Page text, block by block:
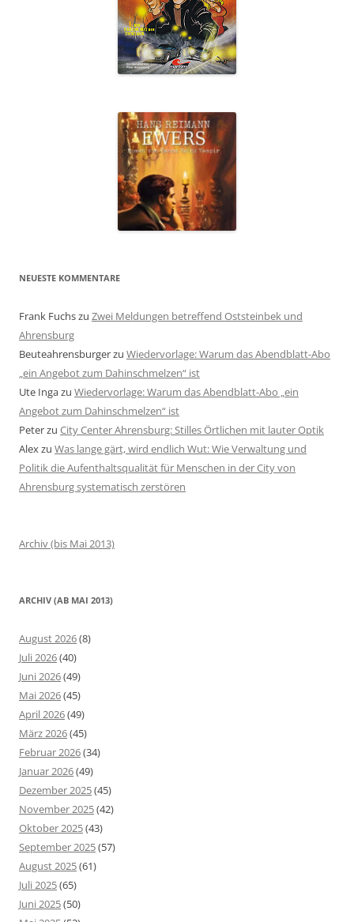
NEUESTE KOMMENTARE
Frank Fuchszu Zwei Meldungen betreffend Oststeinbek und
Ahrensburg
Beuteahrensburgerzu Wiedervorlage: Warum das Abendblatt-Abo
„ein Angebot zum Dahinschmelzen“ ist
Ute Ingazu Wiedervorlage: Warum das Abendblatt-Abo „ein
Angebot zum Dahinschmelzen“ ist
Peterzu City Center Ahrensburg: Stilles Örtlichen mit lauter Optik
Alexzu Was lange gärt, wird endlich Wut: Wie Verwaltung und
Politik die Aufenthaltsqualität für Menschen in der City von
Ahrensburg systematisch zerstören
Archiv (bis Mai 2013)
ARCHIV (AB MAI 2013)
August 2026(8)
Juli 2026(40)
Juni 2026(49)
Mai 2026(45)
April 2026(49)
März 2026(45)
Februar 2026(34)
Januar 2026(49)
Dezember 2025(45)
November 2025(42)
Oktober 2025(43)
September 2025(57)
August 2025(61)
Juli 2025(65)
Juni 2025(50)